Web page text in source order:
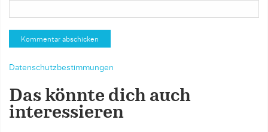
Datenschutzbestimmungen
Das könnte dich auch
interessieren